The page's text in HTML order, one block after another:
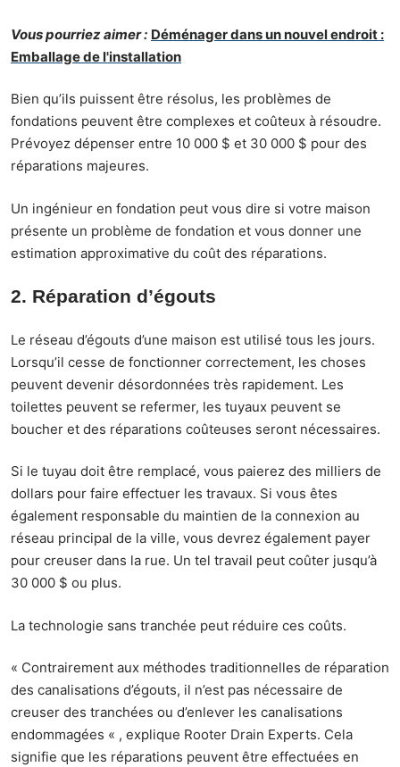
Vous pourriez aimer : Déménager dans un nouvel endroit :
Emballage de l'installation
Bien qu’ils puissent être résolus, les problèmes de
fondations peuvent être complexes et coûteux à résoudre.
Prévoyez dépenser entre 10 000 $ et 30 000 $ pour des
réparations majeures.
Un ingénieur en fondation peut vous dire si votre maison
présente un problème de fondation et vous donner une
estimation approximative du coût des réparations.
2. Réparation d’égouts
Le réseau d’égouts d’une maison est utilisé tous les jours.
Lorsqu’il cesse de fonctionner correctement, les choses
peuvent devenir désordonnées très rapidement. Les
toilettes peuvent se refermer, les tuyaux peuvent se
boucher et des réparations coûteuses seront nécessaires.
Si le tuyau doit être remplacé, vous paierez des milliers de
dollars pour faire effectuer les travaux. Si vous êtes
également responsable du maintien de la connexion au
réseau principal de la ville, vous devrez également payer
pour creuser dans la rue. Un tel travail peut coûter jusqu’à
30 000 $ ou plus.
La technologie sans tranchée peut réduire ces coûts.
« Contrairement aux méthodes traditionnelles de réparation
des canalisations d’égouts, il n’est pas nécessaire de
creuser des tranchées ou d’enlever les canalisations
endommagées « , explique Rooter Drain Experts. Cela
signifie que les réparations peuvent être effectuées en